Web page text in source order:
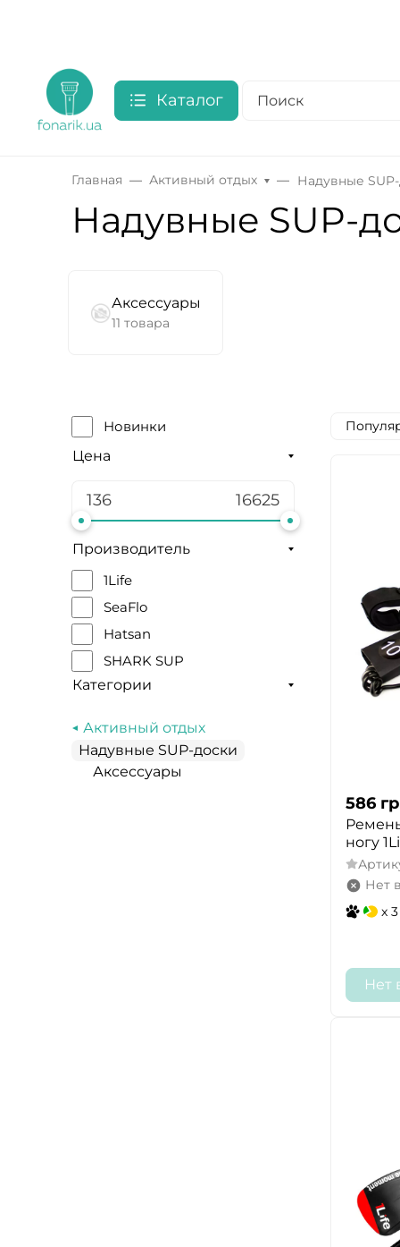
Каталог
Главная Активный отдых Надувные
Надувные SUP-
Аксессуары
11 товара
Новинки
Цена
Производитель
1Life
SeaFlo
Hatsan
SHARK SUP
Категории
Активный отдых
Надувные SUP-доски
Аксессуары
586
ногу
Нет
x
Нет